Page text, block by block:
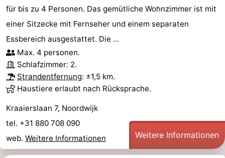
Sehen
&
tun
-
Museen
-
Denkmäler
-
Aussichtspunkte
Attraktionen
-
Rundfahrten
-
für bis zu 4 Personen. Das gemütliche Wohnzimmer ist mit
einer Sitzecke mit Fernseher und einem separaten
Essbereich ausgestattet. Die ...
Max. 4 personen.
Schlafzimmer: 2.
Strandentfernung: ±1,5 km.
Haustiere erlaubt nach Rücksprache.
Kraaierslaan 7, Noordwijk
tel. +31 880 708 090
web. Weitere Informationen Weitere Informationen